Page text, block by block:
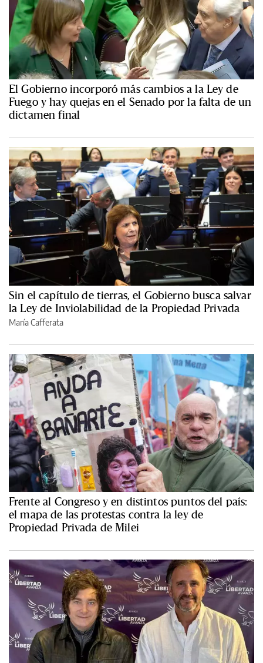
El Gobierno incorporó más cambios a la Ley de
Fuego y hay quejas en el Senado por la falta de un
dictamen final
Sin el capítulo de tierras, el Gobierno busca salvar
la Ley de Inviolabilidad de la Propiedad Privada
María Cafferata
Frente al Congreso y en distintos puntos del país:
el mapa de las protestas contra la ley de
Propiedad Privada de Milei